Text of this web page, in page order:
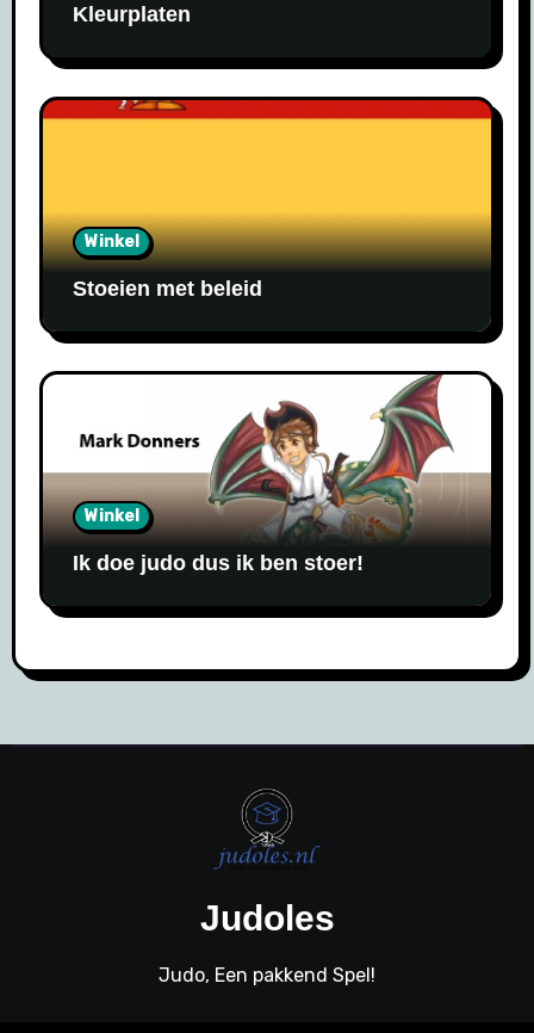
Kleurplaten
Winkel
Stoeien met beleid
Winkel
Ik doe judo dus ik ben stoer!
Judoles
Judo, Een pakkend Spel!